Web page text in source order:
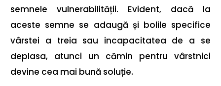
semnele vulnerabilității. Evident, dacă la
aceste semne se adaugă și bolile specifice
vârstei a treia sau incapacitatea de a se
deplasa, atunci un cămin pentru vârstnici
devine cea mai bună soluție.